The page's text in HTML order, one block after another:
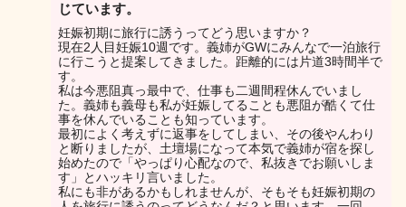
じています。
妊娠初期に旅行に誘うってどう思いますか？
現在2人目妊娠10週です。義姉がGWにみんなで一泊旅行
に行こうと提案してきました。距離的には片道3時間半で
す。
私は今悪阻真っ最中で、仕事も二週間程休んでいまし
た。義姉も義母も私が妊娠してることも悪阻が酷くて仕
事を休んでいることも知っています。
最初によく考えずに返事をしてしまい、その後やんわり
と断りましたが、土壇場になって本気で義姉が宿を探し
始めたので「やっぱり心配なので、私抜きでお願いしま
す」とハッキリ言いました。
私にも非があるかもしれませんが、そもそも妊娠初期の